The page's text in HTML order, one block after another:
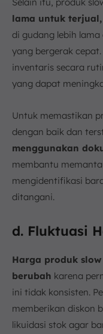
lama untuk terjual,
di gudang lebih
yang bergerak
inventaris secara
yang dapat
Untuk memastikan
dengan baik dan
menggunakan
membantu
mengidentifikasi
ditangani.
d. Fluktuasi
Harga produk
berubah karena
ini tidak konsisten.
memberikan diskon
likuidasi stok agar